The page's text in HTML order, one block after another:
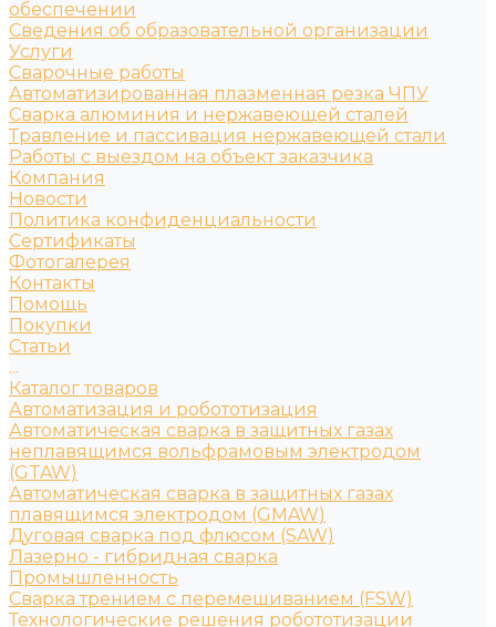
обеспечении
Сведения об образовательной организации
Услуги
Сварочные работы
Автоматизированная плазменная резка ЧПУ
Сварка алюминия и нержавеющей сталей
Травление и пассивация нержавеющей стали
Работы с выездом на объект заказчика
Компания
Новости
Политика конфиденциальности
Сертификаты
Фотогалерея
Контакты
Помощь
Покупки
Статьи
...
Каталог товаров
Автоматизация и робототизация
Автоматическая сварка в защитных газах
неплавящимся вольфрамовым электродом
(GTAW)
Автоматическая сварка в защитных газах
плавящимся электродом (GMAW)
Дуговая сварка под флюсом (SAW)
Лазерно - гибридная сварка
Промышленность
Сварка трением с перемешиванием (FSW)
Технологические решения робототизации